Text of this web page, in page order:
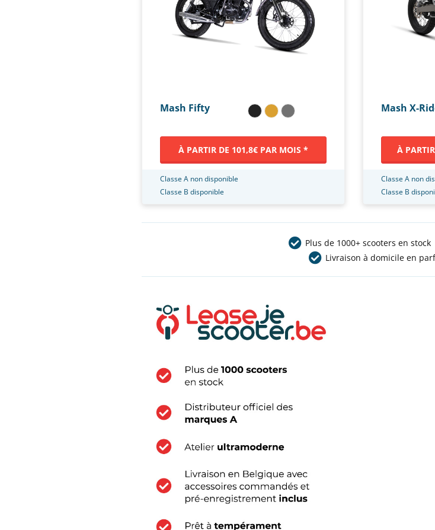
Mash Fifty
À PARTIR DE 101,8€ PAR MOIS *
Classe A non disponible
Classe B disponible
Mash X-
À
Classe A non
Classe B
Plus de 1000+ scooters en stock
Livraison à domicile en